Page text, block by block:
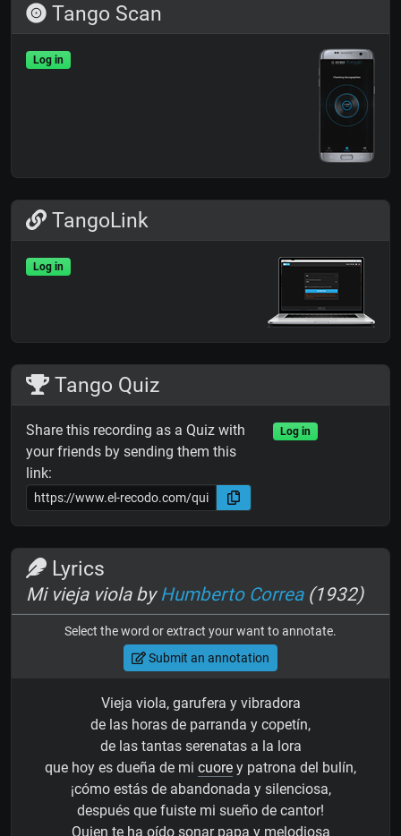
Tango Scan
Log in
TangoLink
Log in
Tango Quiz
Share this recording as a Quiz with
your friends by sending them this
link:
Log in
Lyrics
Mi vieja viola byHumberto Correa(1932)
Select the word or extract your want to annotate.
Submit an annotation
Vieja viola, garufera y vibradora
de las horas de parranda y copetín,
de las tantas serenatas a la lora
que hoy es dueña de mi cuore y patrona del bulín,
¡cómo estás de abandonada y silenciosa,
después que fuiste mi sueño de cantor!
Quien te ha oído sonar papa y melodiosa